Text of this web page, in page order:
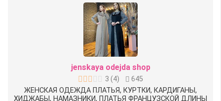
jenskaya odejda shop
3 (4)
645
ЖЕНСКАЯ ОДЕЖДА ПЛАТЬЯ, КУРТКИ, КАРДИГАНЫ,
ХИДЖАБЫ, НАМАЗНИКИ, ПЛАТЬЯ ФРАНЦУЗСКОЙ ДЛИНЫ